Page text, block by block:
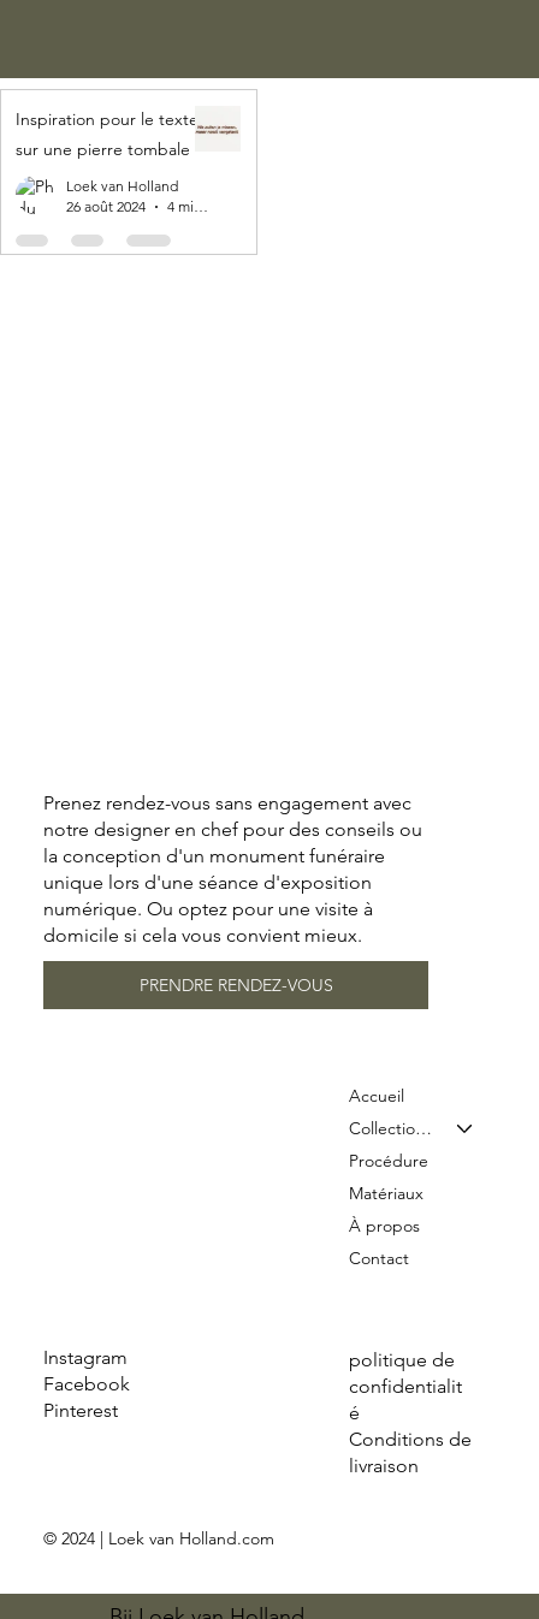
Inspiration pour le texte
sur une pierre tombale
Loek van Holland
26 août 2024
4 min de lecture
Instagram
Facebook
Pinterest
politique de
confidentialit
é
Conditions de
livraison
Accueil
Collection & Tarifs
Procédure
Matériaux
À propos
Contact
© 2024 | Loek van Holland.com
Prenez rendez-vous sans engagement avec
notre designer en chef pour des conseils ou
la conception d'un monument funéraire
unique lors d'une séance d'exposition
numérique. Ou optez pour une visite à
domicile si cela vous convient mieux.
PRENDRE RENDEZ-VOUS